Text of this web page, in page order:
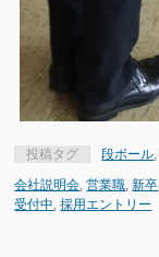
投稿タグ 段ボール
会社説明会 ,営業職 ,新卒
受付中 ,採用エントリー